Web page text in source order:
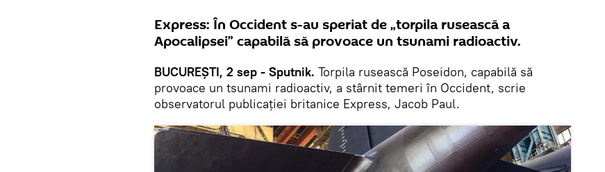
Express: În Occident s-au speriat de „torpila rusească a
Apocalipsei” capabilă să provoace un tsunami radioactiv.
BUCUREȘTI, 2 sep - Sputnik. Torpila rusească Poseidon, capabilă să
provoace un tsunami radioactiv, a stârnit temeri în Occident, scrie
observatorul publicației britanice Express, Jacob Paul.